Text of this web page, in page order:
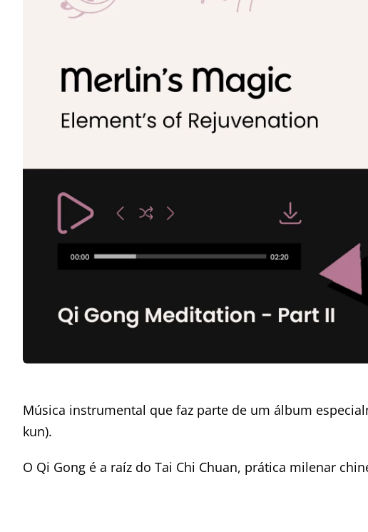
Música instrumental que faz parte de um álbum
kun).
O Qi Gong é a raíz do Tai Chi Chuan, prática milenar